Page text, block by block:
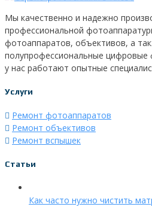
Мы качественно и надежно
профессиональной
фотоаппаратов, объективов, а
полупрофессиональные цифровые
у нас работают опытные
Услуги
Ремонт фотоаппаратов
Ремонт объективов
Ремонт вспышек
Статьи
Как часто нужно чистить